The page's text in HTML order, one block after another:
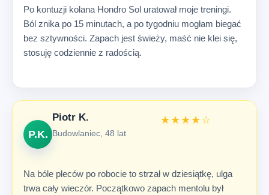
Po kontuzji kolana Hondro Sol uratował moje treningi.
Ból znika po 15 minutach, a po tygodniu mogłam biegać
bez sztywności. Zapach jest świeży, maść nie klei się,
stosuję codziennie z radością.
P.K.
Piotr K.
Budowlaniec, 48 lat
★★★★☆
Na bóle pleców po robocie to strzał w dziesiątkę, ulga
trwa cały wieczór. Początkowo zapach mentolu był